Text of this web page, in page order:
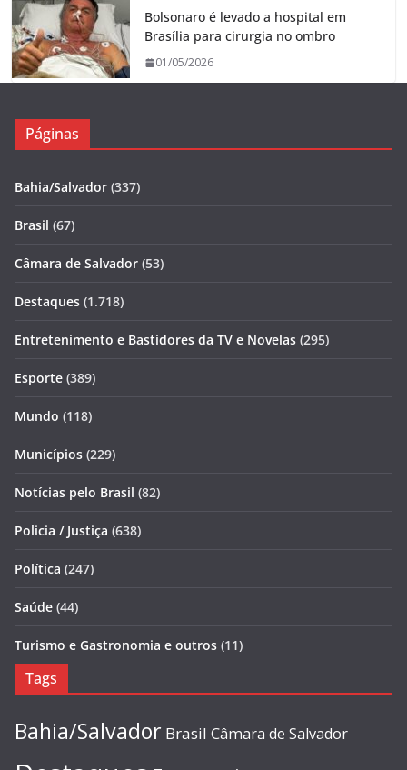
Bolsonaro é levado a hospital em
Brasília para cirurgia no ombro
01/05/2026
Páginas
Bahia/Salvador (337)
Brasil (67)
Câmara de Salvador (53)
Destaques (1.718)
Entretenimento e Bastidores da TV e Novelas (295)
Esporte (389)
Mundo (118)
Municípios (229)
Notícias pelo Brasil (82)
Policia / Justiça (638)
Política (247)
Saúde (44)
Turismo e Gastronomia e outros (11)
Tags
Bahia/Salvador Brasil Câmara de Salvador